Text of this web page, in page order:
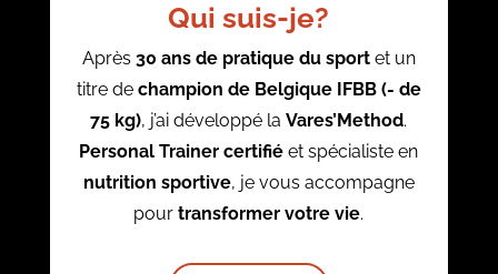
Qui suis-je?
Après 30 ans de pratique du sportet un
titre de champion de Belgique IFBB (- de
75 kg), j’ai développé laVares’Method.
Personal Trainer certifié et spécialiste en
nutrition sportive, je vous accompagne
pourtransformer votre vie.